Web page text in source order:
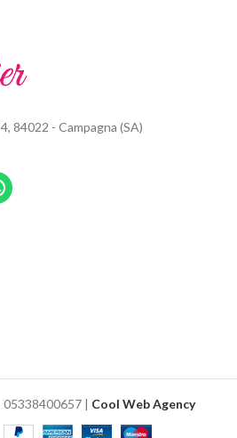
84022 - Campagna (SA)
05338400657 | Cool Web Agency